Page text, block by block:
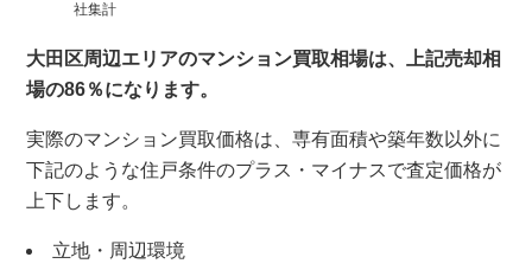
社集計
大田区周辺エリアのマンション買取相場は、上記売却相
場の86％になります。
実際のマンション買取価格は、専有面積や築年数以外に
下記のような住戸条件のプラス・マイナスで査定価格が
上下します。
立地・周辺環境